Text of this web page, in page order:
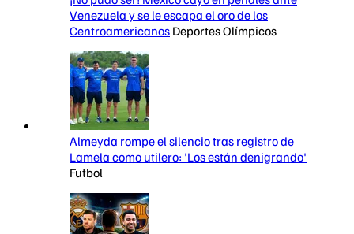
Venezuela y se le escapa el oro de los
Centroamericanos Deportes Olímpicos
Almeyda rompe el silencio tras registro de
Lamela como utilero: 'Los están denigrando'
Futbol